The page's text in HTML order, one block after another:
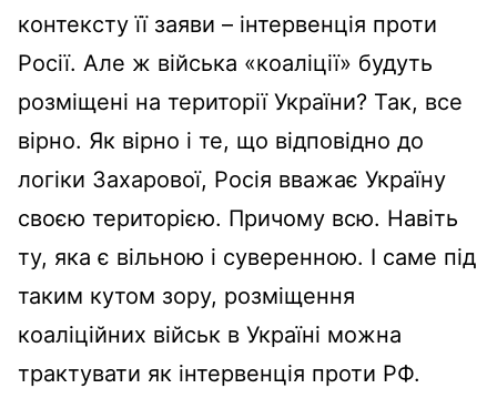
контексту її заяви – інтервенція проти
Росії. Але ж війська «коаліції» будуть
розміщені на території України? Так, все
вірно. Як вірно і те, що відповідно до
логіки Захарової, Росія вважає Україну
своєю територією. Причому всю. Навіть
ту, яка є вільною і суверенною. І саме під
таким кутом зору, розміщення
коаліційних військ в Україні можна
трактувати як інтервенція проти РФ.